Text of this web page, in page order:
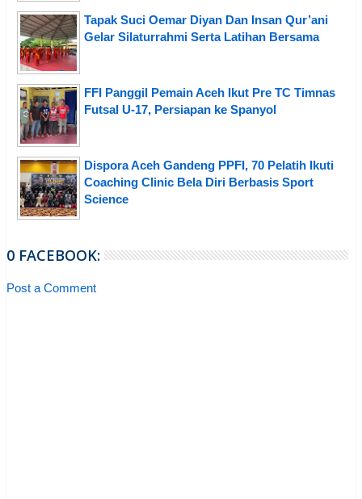
Tapak Suci Oemar Diyan Dan Insan Qur’ani
Gelar Silaturrahmi Serta Latihan Bersama
FFI Panggil Pemain Aceh Ikut Pre TC Timnas
Futsal U-17, Persiapan ke Spanyol
Dispora Aceh Gandeng PPFI, 70 Pelatih Ikuti
Coaching Clinic Bela Diri Berbasis Sport
Science
0 FACEBOOK:
Post a Comment